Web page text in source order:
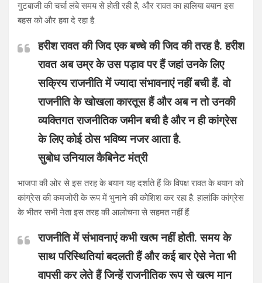
गुटबाजी की चर्चा लंबे समय से होती रही है, और रावत का हालिया बयान इस
बहस को और हवा दे रहा है.
हरीश रावत की जिद एक बच्चे की जिद की तरह है. हरीश
रावत अब उम्र के उस पड़ाव पर हैं जहां उनके लिए
सक्रिय राजनीति में ज्यादा संभावनाएं नहीं बची हैं. वो
राजनीति के खोखला कारतूस हैं और अब न तो उनकी
व्यक्तिगत राजनीतिक जमीन बची है और न ही कांग्रेस
के लिए कोई ठोस भविष्य नजर आता है.
सुबोध उनियाल कैबिनेट मंत्री
भाजपा की ओर से इस तरह के बयान यह दर्शाते हैं कि विपक्ष रावत के बयान को
कांग्रेस की कमजोरी के रूप में भुनाने की कोशिश कर रहा है. हालांकि कांग्रेस
के भीतर सभी नेता इस तरह की आलोचना से सहमत नहीं हैं.
राजनीति में संभावनाएं कभी खत्म नहीं होती. समय के
साथ परिस्थितियां बदलती हैं और कई बार ऐसे नेता भी
वापसी कर लेते हैं जिन्हें राजनीतिक रूप से खत्म मान